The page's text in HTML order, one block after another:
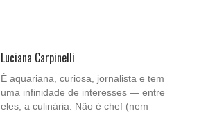
Luciana Carpinelli
É aquariana, curiosa, jornalista e tem
uma infinidade de interesses — entre
eles, a culinária. Não é chef (nem